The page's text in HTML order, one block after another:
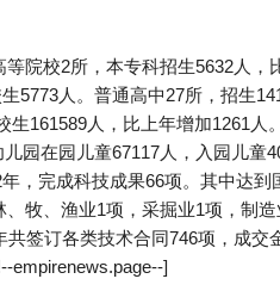
院校2所，本专科招生5632人
5773人。普通高中27所，招生
生161589人，比上年增加1261
园在园儿童67117人，入园儿
，完成科技成果66项。其中达
牧、渔业1项，采掘业1项，制
签订各类技术合同746项，成
empirenews.page--]